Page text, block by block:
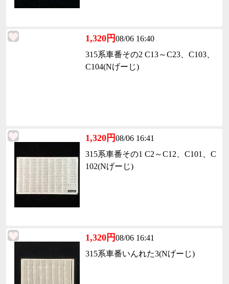
1,320円08/06 16:40
315系車番その2 C13～C23、C103、
C104(Nげーじ)
1,320円08/06 16:41
315系車番その1 C2～C12、C101、C
102(Nげーじ)
1,320円08/06 16:41
315系車番いんれた3(Nげーじ)